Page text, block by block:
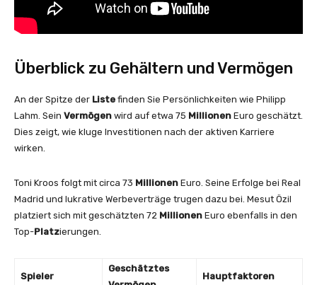
Überblick zu Gehältern und Vermögen
An der Spitze der Liste finden Sie Persönlichkeiten wie Philipp
Lahm. Sein Vermögen wird auf etwa 75 Millionen Euro geschätzt.
Dies zeigt, wie kluge Investitionen nach der aktiven Karriere
wirken.
Toni Kroos folgt mit circa 73 Millionen Euro. Seine Erfolge bei Real
Madrid und lukrative Werbeverträge trugen dazu bei. Mesut Özil
platziert sich mit geschätzten 72 Millionen Euro ebenfalls in den
Top-Platzierungen.
Spieler
Geschätztes
Hauptfaktoren